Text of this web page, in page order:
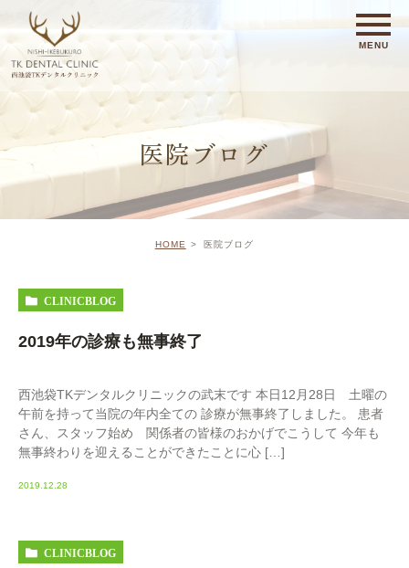
医院ブログ
HOME 医院ブログ
CLINICBLOG
2019年の診療も無事終了
西池袋TKデンタルクリニックの武末です 本日12月28日 土曜の
午前を持って当院の年内全ての 診療が無事終了しました。 患者
さん、スタッフ始め 関係者の皆様のおかげでこうして 今年も
無事終わりを迎えることができたことに心 […]
2019.12.28
CLINICBLOG